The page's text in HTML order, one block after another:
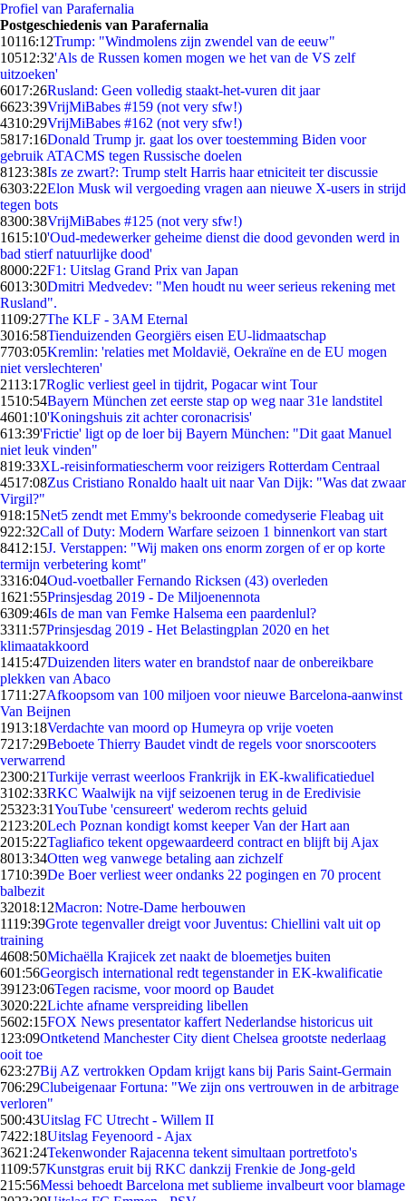
Profiel van Parafernalia
Postgeschiedenis van Parafernalia
10116:12Trump: "Windmolens zijn zwendel van de eeuw"
10512:32'Als de Russen komen mogen we het van de VS zelf
uitzoeken'
6017:26Rusland: Geen volledig staakt-het-vuren dit jaar
6623:39VrijMiBabes #159 (not very sfw!)
4310:29VrijMiBabes #162 (not very sfw!)
5817:16Donald Trump jr. gaat los over toestemming Biden voor
gebruik ATACMS tegen Russische doelen
81 23:38Is ze zwart?: Trump stelt Harris haar etniciteit ter discussie
6303:22Elon Musk wil vergoeding vragen aan nieuwe X-users in strijd
tegen bots
8300:38VrijMiBabes #125 (not very sfw!)
1615:10'Oud-medewerker geheime dienst die dood gevonden werd in
bad stierf natuurlijke dood'
8000:22F1: Uitslag Grand Prix van Japan
6013:30Dmitri Medvedev: "Men houdt nu weer serieus rekening met
Rusland".
1109:27The KLF - 3AM Eternal
3016:58Tienduizenden Georgiërs eisen EU-lidmaatschap
7703:05Kremlin: 'relaties met Moldavië, Oekraïne en de EU mogen
niet verslechteren'
2113:17Roglic verliest geel in tijdrit, Pogacar wint Tour
1510:54Bayern München zet eerste stap op weg naar 31e landstitel
4601:10'Koningshuis zit achter coronacrisis'
613:39'Frictie' ligt op de loer bij Bayern München: "Dit gaat Manuel
niet leuk vinden"
819:33XL-reisinformatiescherm voor reizigers Rotterdam Centraal
4517:08Zus Cristiano Ronaldo haalt uit naar Van Dijk: "Was dat zwaar
Virgil?"
918:15Net5 zendt met Emmy's bekroonde comedyserie Fleabag uit
922:32Call of Duty: Modern Warfare seizoen 1 binnenkort van start
8412:15J. Verstappen: "Wij maken ons enorm zorgen of er op korte
termijn verbetering komt"
3316:04Oud-voetballer Fernando Ricksen (43) overleden
1621:55Prinsjesdag 2019 - De Miljoenennota
6309:46Is de man van Femke Halsema een paardenlul?
3311:57Prinsjesdag 2019 - Het Belastingplan 2020 en het
klimaatakkoord
1415:47Duizenden liters water en brandstof naar de onbereikbare
plekken van Abaco
1711:27Afkoopsom van 100 miljoen voor nieuwe Barcelona-aanwinst
Van Beijnen
1913:18Verdachte van moord op Humeyra op vrije voeten
7217:29Beboete Thierry Baudet vindt de regels voor snorscooters
verwarrend
2300:21Turkije verrast weerloos Frankrijk in EK-kwalificatieduel
3102:33RKC Waalwijk na vijf seizoenen terug in de Eredivisie
25323:31YouTube 'censureert' wederom rechts geluid
21 23:20Lech Poznan kondigt komst keeper Van der Hart aan
2015:22Tagliafico tekent opgewaardeerd contract en blijft bij Ajax
8013:34Otten weg vanwege betaling aan zichzelf
1710:39De Boer verliest weer ondanks 22 pogingen en 70 procent
balbezit
32018:12Macron: Notre-Dame herbouwen
1119:39Grote tegenvaller dreigt voor Juventus: Chiellini valt uit op
training
4608:50Michaëlla Krajicek zet naakt de bloemetjes buiten
601:56Georgisch international redt tegenstander in EK-kwalificatie
391 23:06Tegen racisme, voor moord op Baudet
3020:22Lichte afname verspreiding libellen
5602:15FOX News presentator kaffert Nederlandse historicus uit
1 23:09Ontketend Manchester City dient Chelsea grootste nederlaag
ooit toe
623:27Bij AZ vertrokken Opdam krijgt kans bij Paris Saint-Germain
706:29Clubeigenaar Fortuna: "We zijn ons vertrouwen in de arbitrage
verloren"
500:43Uitslag FC Utrecht - Willem II
7422:18Uitslag Feyenoord - Ajax
3621:24Tekenwonder Rajacenna tekent simultaan portretfoto's
1109:57Kunstgras eruit bij RKC dankzij Frenkie de Jong-geld
215:56Messi behoedt Barcelona met sublieme invalbeurt voor blamage